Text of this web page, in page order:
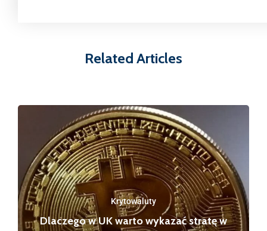
Related Articles
Krytowaluty
Dlaczego w UK warto wykazać stratę w